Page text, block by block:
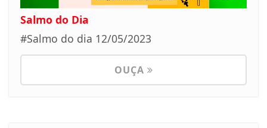
Salmo do Dia
#Salmo do dia 12/05/2023
OUÇA